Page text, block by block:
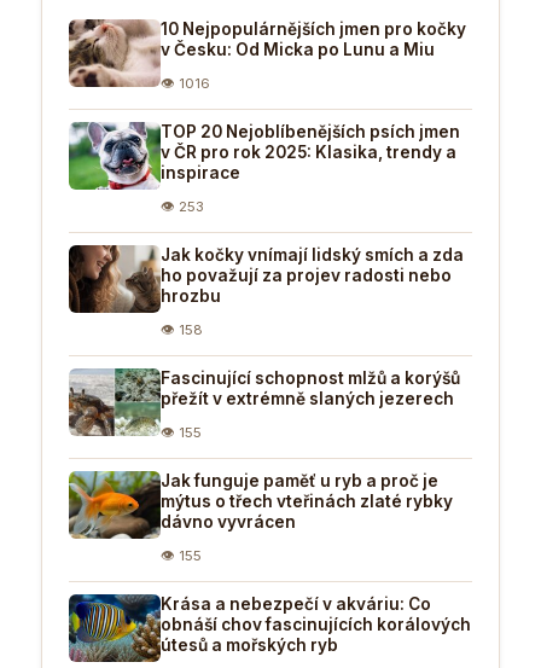
10 Nejpopulárnějších jmen pro kočky
v Česku: Od Micka po Lunu a Miu
👁 1016
TOP 20 Nejoblíbenějších psích jmen
v ČR pro rok 2025: Klasika, trendy a
inspirace
👁 253
Jak kočky vnímají lidský smích a zda
ho považují za projev radosti nebo
hrozbu
👁 158
Fascinující schopnost mlžů a korýšů
přežít v extrémně slaných jezerech
👁 155
Jak funguje paměť u ryb a proč je
mýtus o třech vteřinách zlaté rybky
dávno vyvrácen
👁 155
Krása a nebezpečí v akváriu: Co
obnáší chov fascinujících korálových
útesů a mořských ryb